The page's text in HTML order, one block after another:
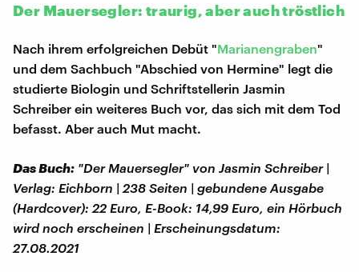
Der Mauersegler: traurig, aber auch tröstlich
Nach ihrem erfolgreichen Debüt "Marianengraben"
und dem Sachbuch "Abschied von Hermine" legt die
studierte Biologin und Schriftstellerin Jasmin
Schreiber ein weiteres Buch vor, das sich mit dem Tod
befasst. Aber auch Mut macht.
Das Buch: "Der Mauersegler" von Jasmin Schreiber |
Verlag: Eichborn | 238 Seiten | gebundene Ausgabe
(Hardcover): 22 Euro, E-Book: 14,99 Euro, ein Hörbuch
wird noch erscheinen | Erscheinungsdatum:
27.08.2021